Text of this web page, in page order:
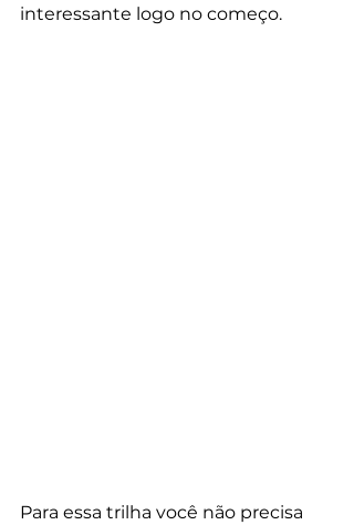
interessante logo no começo.
Para essa trilha você não precisa